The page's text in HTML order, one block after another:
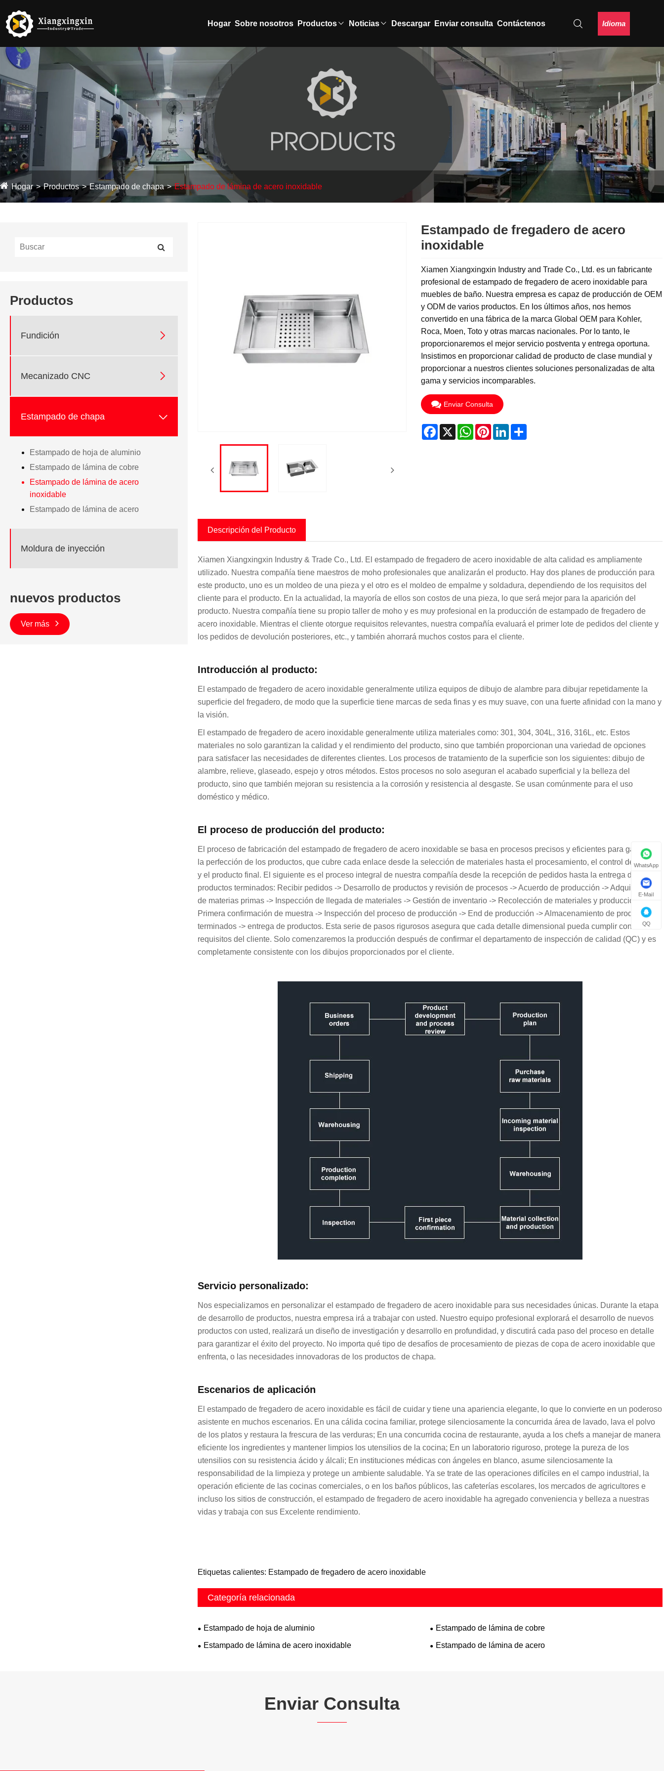
Hogar Sobre nosotros Productos Noticias Descargar Enviar consulta Contáctenos Idioma
Hogar Productos Estampado de chapa Estampado de lámina de acero inoxidable
Productos
Fundición 
Mecanizado CNC 
Estampado de chapa 
Estampado de hoja de aluminio
Estampado de lámina de cobre
Estampado de lámina de acero
inoxidable
Estampado de lámina de acero
Moldura de inyección
nuevos productos
Ver más
Estampado de fregadero de acero
inoxidable
Xiamen Xiangxingxin Industry and Trade Co., Ltd. es un fabricante
profesional de estampado de fregadero de acero inoxidable para
muebles de baño. Nuestra empresa es capaz de producción de OEM
y ODM de varios productos. En los últimos años, nos hemos
convertido en una fábrica de la marca Global OEM para Kohler,
Roca, Moen, Toto y otras marcas nacionales. Por lo tanto, le
proporcionaremos el mejor servicio postventa y entrega oportuna.
Insistimos en proporcionar calidad de producto de clase mundial y
proporcionar a nuestros clientes soluciones personalizadas de alta
gama y servicios incomparables.
Enviar Consulta
Facebook
X WhatsApp
PinterestLinkedInShare
Descripción del Producto
Xiamen Xiangxingxin Industry & Trade Co., Ltd. El estampado de fregadero de acero inoxidable de alta calidad es ampliamente
utilizado. Nuestra compañía tiene maestros de moho profesionales que analizarán el producto. Hay dos planes de producción para
este producto, uno es un moldeo de una pieza y el otro es el moldeo de empalme y soldadura, dependiendo de los requisitos del
cliente para el producto. En la actualidad, la mayoría de ellos son costos de una pieza, lo que será mejor para la aparición del
producto. Nuestra compañía tiene su propio taller de moho y es muy profesional en la producción de estampado de fregadero de
acero inoxidable. Mientras el cliente otorgue requisitos relevantes, nuestra compañía evaluará el primer lote de pedidos del cliente y
los pedidos de devolución posteriores, etc., y también ahorrará muchos costos para el cliente.
Introducción al producto:
El estampado de fregadero de acero inoxidable generalmente utiliza equipos de dibujo de alambre para dibujar repetidamente la
superficie del fregadero, de modo que la superficie tiene marcas de seda finas y es muy suave, con una fuerte afinidad con la mano y
la visión.
El estampado de fregadero de acero inoxidable generalmente utiliza materiales como: 301, 304, 304L, 316, 316L, etc. Estos
materiales no solo garantizan la calidad y el rendimiento del producto, sino que también proporcionan una variedad de opciones
para satisfacer las necesidades de diferentes clientes. Los procesos de tratamiento de la superficie son los siguientes: dibujo de
alambre, relieve, glaseado, espejo y otros métodos. Estos procesos no solo aseguran el acabado superficial y la belleza del
producto, sino que también mejoran su resistencia a la corrosión y resistencia al desgaste. Se usan comúnmente para el uso
doméstico y médico.
El proceso de producción del producto:
El proceso de fabricación del estampado de fregadero de acero inoxidable se basa en procesos precisos y eficientes para garantizar
la perfección de los productos, que cubre cada enlace desde la selección de materiales hasta el procesamiento, el control de calidad
y el producto final. El siguiente es el proceso integral de nuestra compañía desde la recepción de pedidos hasta la entrega de
productos terminados: Recibir pedidos -> Desarrollo de productos y revisión de procesos -> Acuerdo de producción -> Adquisición
de materias primas -> Inspección de llegada de materiales -> Gestión de inventario -> Recolección de materiales y producción ->
Primera confirmación de muestra -> Inspección del proceso de producción -> End de producción -> Almacenamiento de productos
terminados -> entrega de productos. Esta serie de pasos rigurosos asegura que cada detalle dimensional pueda cumplir con los
requisitos del cliente. Solo comenzaremos la producción después de confirmar el departamento de inspección de calidad (QC) y es
completamente consistente con los dibujos proporcionados por el cliente.
Servicio personalizado:
Nos especializamos en personalizar el estampado de fregadero de acero inoxidable para sus necesidades únicas. Durante la etapa
de desarrollo de productos, nuestra empresa irá a trabajar con usted. Nuestro equipo profesional explorará el desarrollo de nuevos
productos con usted, realizará un diseño de investigación y desarrollo en profundidad, y discutirá cada paso del proceso en detalle
para garantizar el éxito del proyecto. No importa qué tipo de desafíos de procesamiento de piezas de copa de acero inoxidable que
enfrenta, o las necesidades innovadoras de los productos de chapa.
Escenarios de aplicación
El estampado de fregadero de acero inoxidable es fácil de cuidar y tiene una apariencia elegante, lo que lo convierte en un poderoso
asistente en muchos escenarios. En una cálida cocina familiar, protege silenciosamente la concurrida área de lavado, lava el polvo
de los platos y restaura la frescura de las verduras; En una concurrida cocina de restaurante, ayuda a los chefs a manejar de manera
eficiente los ingredientes y mantener limpios los utensilios de la cocina; En un laboratorio riguroso, protege la pureza de los
utensilios con su resistencia ácido y álcali; En instituciones médicas con ángeles en blanco, asume silenciosamente la
responsabilidad de la limpieza y protege un ambiente saludable. Ya se trate de las operaciones difíciles en el campo industrial, la
operación eficiente de las cocinas comerciales, o en los baños públicos, las cafeterías escolares, los mercados de agricultores e
incluso los sitios de construcción, el estampado de fregadero de acero inoxidable ha agregado conveniencia y belleza a nuestras
vidas y trabaja con sus Excelente rendimiento.
Etiquetas calientes: Estampado de fregadero de acero inoxidable
Categoría relacionada
Estampado de hoja de aluminio Estampado de lámina de cobre
Estampado de lámina de acero inoxidable Estampado de lámina de acero
Enviar Consulta
WhatsApp
E-Mail
QQ